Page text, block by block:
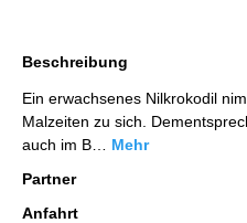
Beschreibung
Ein erwachsenes Nilkrokodil
Malzeiten zu sich.
auch im B… Mehr
Partner
Anfahrt